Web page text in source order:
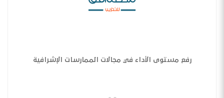
رفع مستوى الأداء في مجالات الممارسات الإشرافية